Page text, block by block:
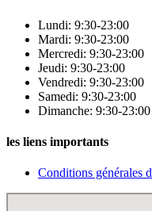
Lundi: 9:30-23:00
Mardi: 9:30-23:00
Mercredi: 9:30-23:00
Jeudi: 9:30-23:00
Vendredi: 9:30-23:00
Samedi: 9:30-23:00
Dimanche: 9:30-23:00
les liens importants
Conditions générales